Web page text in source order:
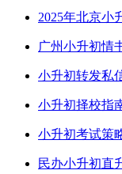
2025年北京小
广州小升初情
小升初转发私
小升初择校指
小升初考试策
民办小升初直